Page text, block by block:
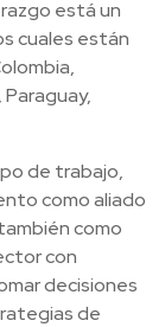
está un
cuales están
de trabajo,
como aliado
como
con
decisiones
de